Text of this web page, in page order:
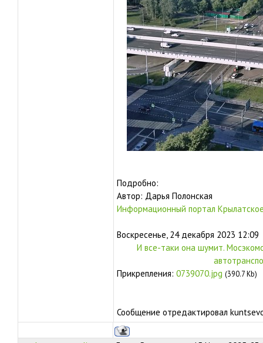
Подробно:
Автор: Дарья Полонская
Информационный портал
Воскресенье, 24 декабря 2023 12:09
И все-таки она шумит.
Прикрепления: 0739070.jpg (390.7 Kb)
Сообщение отредактировал